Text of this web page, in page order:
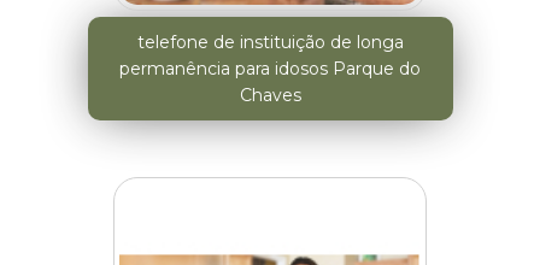
telefone de instituição de longa
permanência para idosos Parque do
Chaves